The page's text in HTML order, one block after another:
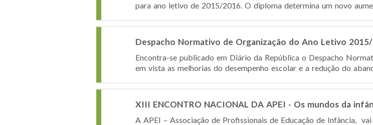
para ano letivo de 2015/2016. O diploma determina um novo
Despacho Normativo de Organização do Ano Letivo
Encontra-se publicado em Diário da República o Despacho
em vista as melhorias do desempenho escolar e a redução do
XIII ENCONTRO NACIONAL DA APEI - Os mundos da
A APEI – Associação de Profissionais de Educação de Infância,